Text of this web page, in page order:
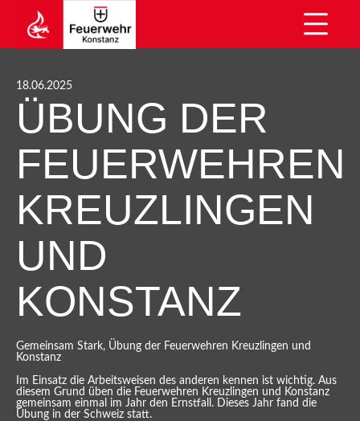
18.06.2025
ÜBUNG DER
FEUERWEHREN
KREUZLINGEN
UND
KONSTANZ
Gemeinsam Stark, Übung der Feuerwehren Kreuzlingen und
Konstanz
Im Einsatz die Arbeitsweisen des anderen kennen ist wichtig. Aus
diesem Grund üben die Feuerwehren Kreuzlingen und Konstanz
gemeinsam einmal im Jahr den Ernstfall. Dieses Jahr fand die
Übung in der Schweiz statt.